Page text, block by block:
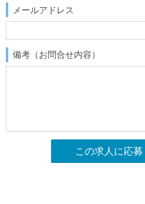
メールアドレス
備考（お問合せ内容）
この求人に応募